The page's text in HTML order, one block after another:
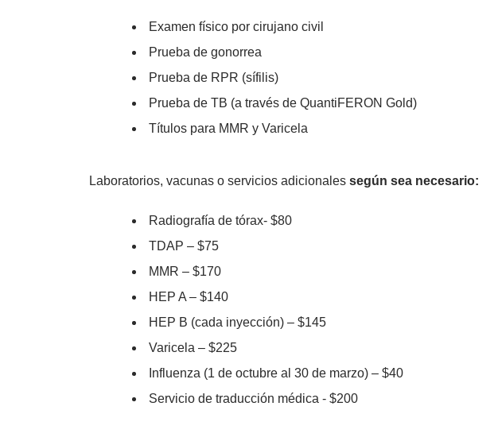
Examen físico por cirujano civil
Prueba de gonorrea
Prueba de RPR (sífilis)
Prueba de TB (a través de QuantiFERON Gold)
Títulos para MMR y Varicela
Laboratorios, vacunas o servicios adicionales según sea necesario:
Radiografía de tórax- $80
TDAP – $75
MMR – $170
HEP A – $140
HEP B (cada inyección) – $145
Varicela – $225
Influenza (1 de octubre al 30 de marzo) – $40
Servicio de traducción médica - $200